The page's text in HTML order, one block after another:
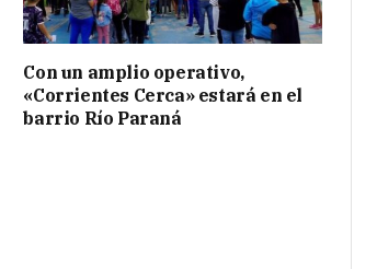
Con un amplio operativo,
«Corrientes Cerca» estará en el
barrio Río Paraná